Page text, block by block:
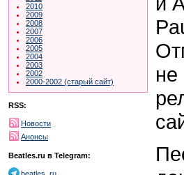
2010
2009
2008
2007
2006
2005
2004
2003
2002
2000-2002 (старый сайт)
RSS:
Новости
Анонсы
Beatles.ru в Telegram:
не